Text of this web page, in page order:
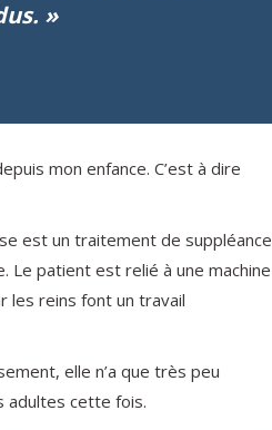
»
mon enfance. C’est à dire
est un traitement de suppléance
Le patient est relié à une machine
les reins font un travail
elle n’a que très peu
adultes cette fois.